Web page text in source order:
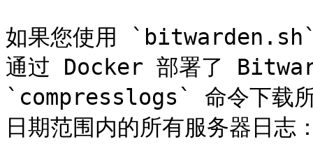
如果您使用
通过 Docker 部署了
`compresslogs` 命令下载
日期范围内的所有服务器日志